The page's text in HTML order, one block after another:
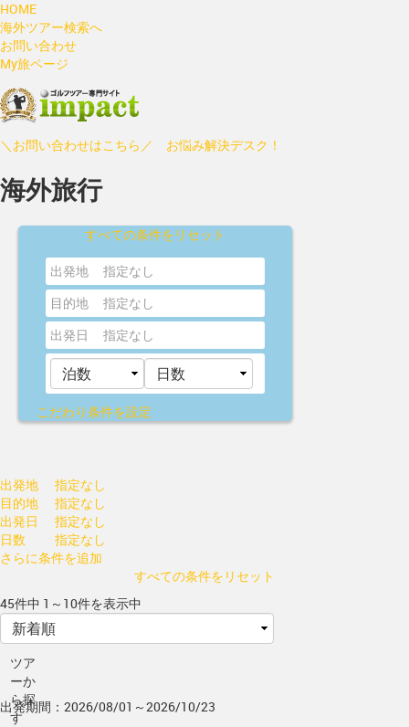
HOME
海外ツアー検索へ
お問い合わせ
My旅ページ
＼お問い合わせはこちら／ お悩み解決デスク！
海外旅行
すべての条件をリセット
出発地
指定なし
目的地
指定なし
出発日
指定なし
こだわり条件を設定
出発地
指定なし
目的地
指定なし
出発日
指定なし
日数
指定なし
さらに条件を追加
すべての条件をリセット
45件中 1～10件を表示中
ツア
ーか
ら探
す
出発期間：2026/08/01～2026/10/23